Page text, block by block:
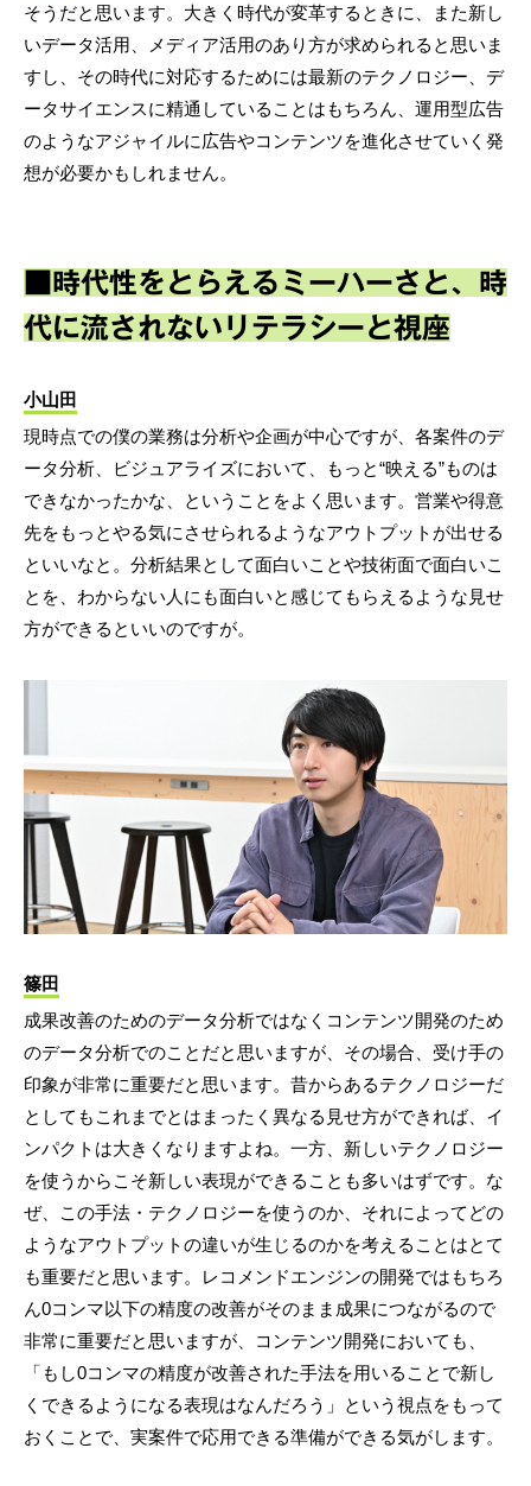
そうだと思います。大きく時代が変革するときに、また新し
いデータ活用、メディア活用のあり方が求められると思いま
すし、その時代に対応するためには最新のテクノロジー、デ
ータサイエンスに精通していることはもちろん、運用型広告
のようなアジャイルに広告やコンテンツを進化させていく発
想が必要かもしれません。
■時代性をとらえるミーハーさと、時
代に流されないリテラシーと視座
小山田
現時点での僕の業務は分析や企画が中心ですが、各案件のデ
ータ分析、ビジュアライズにおいて、もっと“映える”ものは
できなかったかな、ということをよく思います。営業や得意
先をもっとやる気にさせられるようなアウトプットが出せる
といいなと。分析結果として面白いことや技術面で面白いこ
とを、わからない人にも面白いと感じてもらえるような見せ
方ができるといいのですが。
篠田
成果改善のためのデータ分析ではなくコンテンツ開発のため
のデータ分析でのことだと思いますが、その場合、受け手の
印象が非常に重要だと思います。昔からあるテクノロジーだ
としてもこれまでとはまったく異なる見せ方ができれば、イ
ンパクトは大きくなりますよね。一方、新しいテクノロジー
を使うからこそ新しい表現ができることも多いはずです。な
ぜ、この手法・テクノロジーを使うのか、それによってどの
ようなアウトプットの違いが生じるのかを考えることはとて
も重要だと思います。レコメンドエンジンの開発ではもちろ
ん0コンマ以下の精度の改善がそのまま成果につながるので
非常に重要だと思いますが、コンテンツ開発においても、
「もし0コンマの精度が改善された手法を用いることで新し
くできるようになる表現はなんだろう」という視点をもって
おくことで、実案件で応用できる準備ができる気がします。